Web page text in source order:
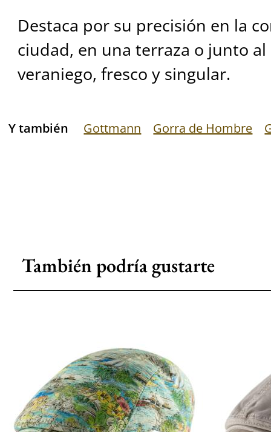
Destaca por su precisión en la
ciudad, en una terraza o junto
veraniego, fresco y singular.
Y también Gottmann Gorra de Hombre
También podría gustarte